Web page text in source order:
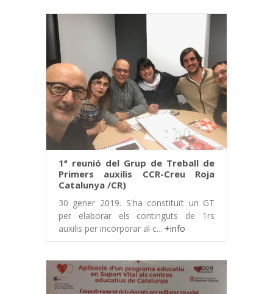
1ª reunió del Grup de Treball de
Primers auxilis CCR-Creu Roja
Catalunya /CR)
30 gener 2019. S'ha constituït un GT
per elaborar els continguts de 1rs
auxilis per incorporar al c... +info